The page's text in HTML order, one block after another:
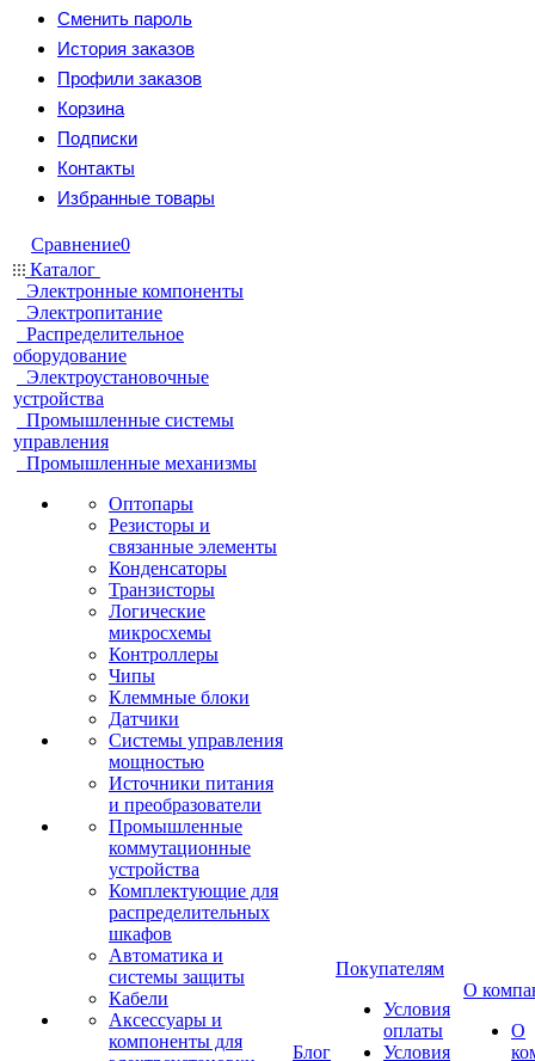
Сменить пароль
История заказов
Профили заказов
Корзина
Подписки
Контакты
Избранные товары
Сравнение0
Каталог
Электронные компоненты
Электропитание
Распределительное
оборудование
Электроустановочные
устройства
Промышленные системы
управления
Промышленные механизмы
Оптопары
Резисторы и
связанные элементы
Конденсаторы
Транзисторы
Логические
микросхемы
Контроллеры
Чипы
Клеммные блоки
Датчики
Системы управления
мощностью
Источники питания
и преобразователи
Промышленные
коммутационные
устройства
Комплектующие для
распределительных
шкафов
Автоматика и
системы защиты
Кабели
Аксессуары и
компоненты для
Блог
Покупателям
Условия
оплаты
Условия
О
О